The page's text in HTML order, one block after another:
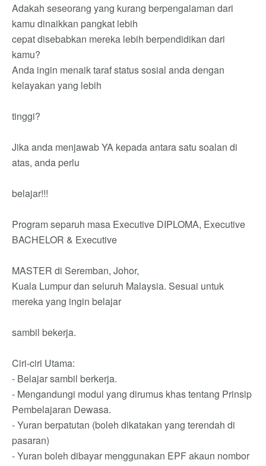
Adakah seseorang yang kurang berpengalaman dari
kamu dinaikkan pangkat lebih
cepat disebabkan mereka lebih berpendidikan dari
kamu?
Anda ingin menaik taraf status sosial anda dengan
kelayakan yang lebih
tinggi?
Jika anda menjawab YA kepada antara satu soalan di
atas, anda perlu
belajar!!!
Program separuh masa Executive DIPLOMA, Executive
BACHELOR & Executive
MASTER di Seremban, Johor,
Kuala Lumpur dan seluruh Malaysia. Sesuai untuk
mereka yang ingin belajar
sambil bekerja.
Ciri-ciri Utama:
- Belajar sambil berkerja.
- Mengandungi modul yang dirumus khas tentang Prinsip
Pembelajaran Dewasa.
- Yuran berpatutan (boleh dikatakan yang terendah di
pasaran)
- Yuran boleh dibayar menggunakan EPF akaun nombor